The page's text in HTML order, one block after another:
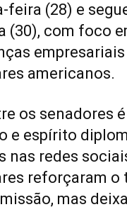
feira (28) e
(30), com foco
empresariais
americanos.
os senadores
e espírito
nas redes
reforçaram o
mas